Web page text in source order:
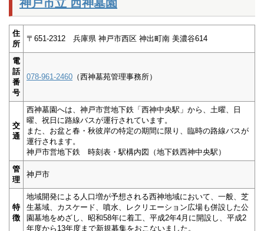
神戸市立 西神墓園
住
所
〒651-2312 兵庫県 神戸市西区 神出町南 美濃谷614
電
話
番
号
078-961-2460 （西神墓苑管理事務所）
交
通
西神墓園へは、神戸市営地下鉄「西神中央駅」から、土曜、日
曜、祝日に路線バスが運行されています。
また、お盆と春・秋彼岸の特定の期間に限り、臨時の路線バスが
運行されます。
神戸市営地下鉄 時刻表・駅構内図（地下鉄西神中央駅）
管
理
神戸市
特
徴
地域開発による人口増が予想される西神地域において、一般、芝
生墓域、カスケード、噴水、レクリエーション広場も併設した公
園墓地をめざし、昭和58年に着工、平成2年4月に開設し、平成2
年度から13年度まで新規募集をおこないました。